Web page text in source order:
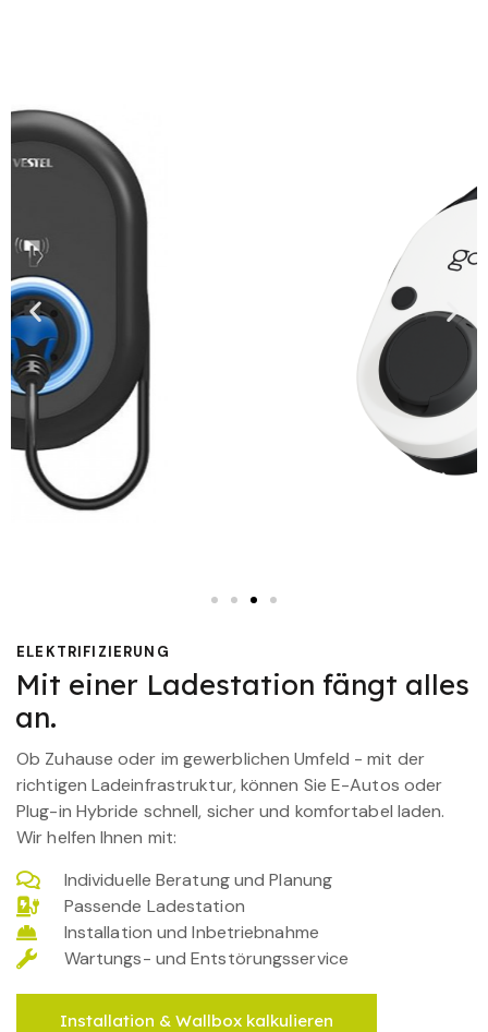
ELEKTRIFIZIERUNG
Mit einer Ladestation fängt alles
an.
Ob Zuhause oder im gewerblichen Umfeld - mit der
richtigen Ladeinfrastruktur, können Sie E-Autos oder
Plug-in Hybride schnell, sicher und komfortabel laden.
Wir helfen Ihnen mit:
Individuelle Beratung und Planung
Passende Ladestation
Installation und Inbetriebnahme
Wartungs- und Entstörungsservice
Installation & Wallbox kalkulieren